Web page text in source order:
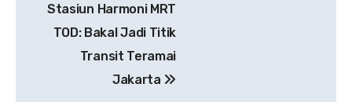
pos
Stasiun Harmoni MRT
TOD: Bakal Jadi Titik
Transit Teramai
Jakarta